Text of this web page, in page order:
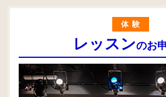
体験
レッスンのお